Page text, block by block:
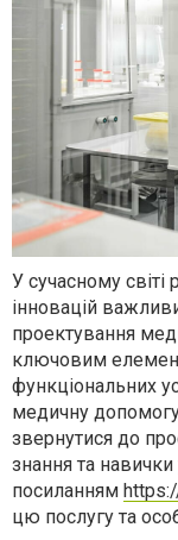
У сучасному світі
інновацій
проектування
ключовим
функціональних
медичну
звернутися до
знання та
посиланням
цю послугу та